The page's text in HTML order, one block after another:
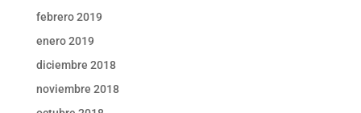
febrero 2019
enero 2019
diciembre 2018
noviembre 2018